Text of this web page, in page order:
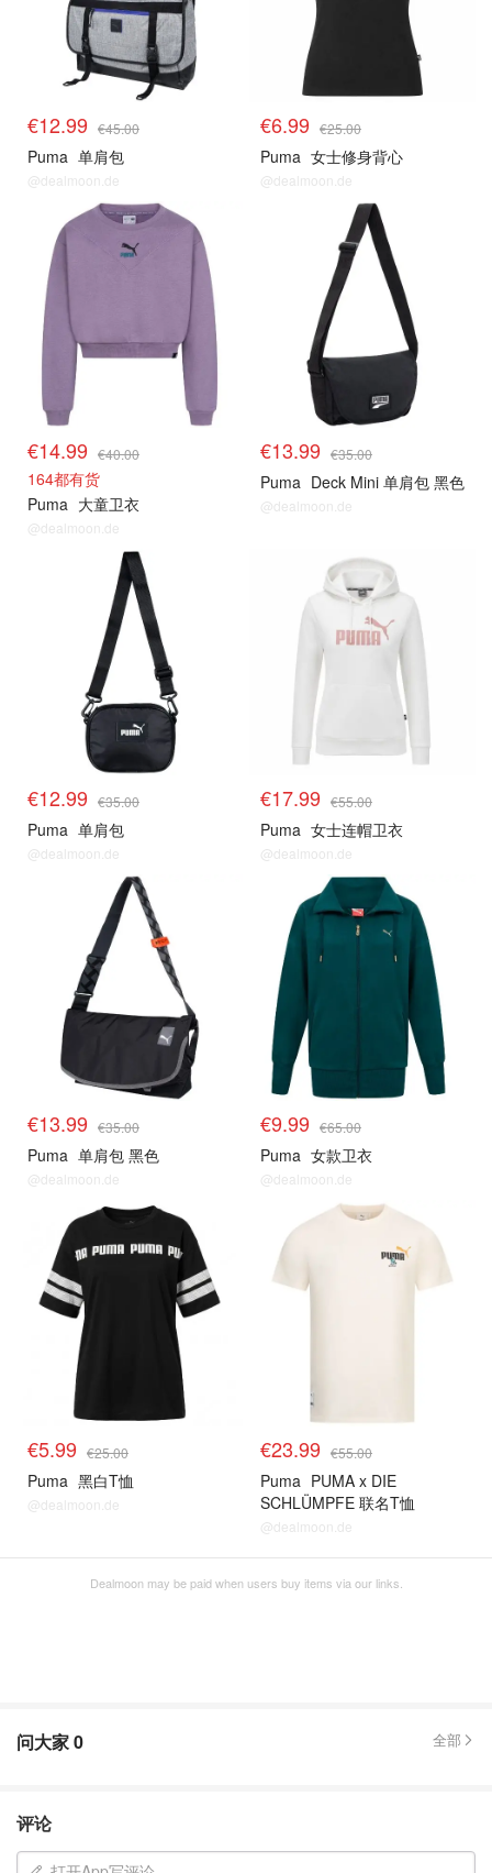
€12.99 €45.00
Puma 单肩包
@dealmoon.de
€6.99 €25.00
Puma 女士修身背心
@dealmoon.de
€14.99 €40.00
164都有货
Puma 大童卫衣
@dealmoon.de
€13.99 €35.00
Puma Deck Mini 单肩包 黑色
@dealmoon.de
€12.99 €35.00
Puma 单肩包
@dealmoon.de
€17.99 €55.00
Puma 女士连帽卫衣
@dealmoon.de
€13.99 €35.00
Puma 单肩包 黑色
@dealmoon.de
€9.99 €65.00
Puma 女款卫衣
@dealmoon.de
€5.99 €25.00
Puma 黑白T恤
@dealmoon.de
€23.99 €55.00
Puma PUMA x DIE
SCHLÜMPFE 联名T恤
@dealmoon.de
Dealmoon may be paid when users buy items via our links.
问大家0 全部
评论